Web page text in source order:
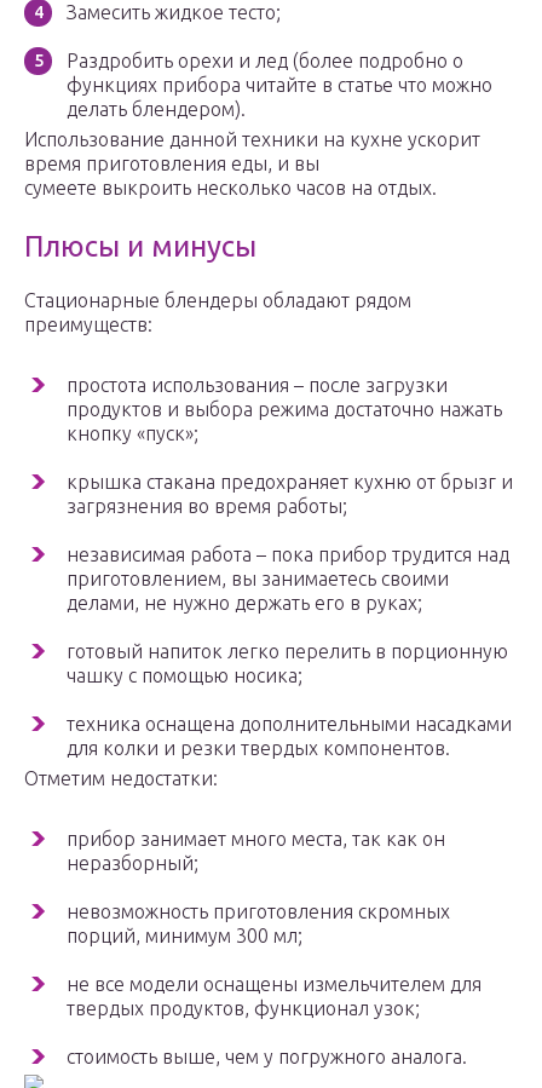
Замесить жидкое тесто;
Раздробить орехи и лед (более подробно о
функциях прибора читайте в статье что можно
делать блендером).
Использование данной техники на кухне ускорит
время приготовления еды, и вы
сумеете выкроить несколько часов на отдых.
Плюсы и минусы
Стационарные блендеры обладают рядом
преимуществ:
простота использования – после загрузки
продуктов и выбора режима достаточно нажать
кнопку «пуск»;
крышка стакана предохраняет кухню от брызг и
загрязнения во время работы;
независимая работа – пока прибор трудится над
приготовлением, вы занимаетесь своими
делами, не нужно держать его в руках;
готовый напиток легко перелить в порционную
чашку с помощью носика;
техника оснащена дополнительными насадками
для колки и резки твердых компонентов.
Отметим недостатки:
прибор занимает много места, так как он
неразборный;
невозможность приготовления скромных
порций, минимум 300 мл;
не все модели оснащены измельчителем для
твердых продуктов, функционал узок;
стоимость выше, чем у погружного аналога.